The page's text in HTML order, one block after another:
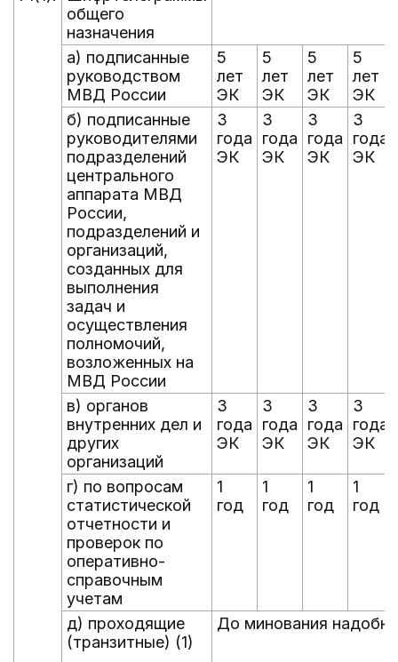
общего
назначения
а) подписанные
руководством
МВД России
5
лет
ЭК
5
лет
ЭК
5
лет
ЭК
5
лет
ЭК
б) подписанные
руководителями
подразделений
центрального
аппарата МВД
России,
подразделений и
организаций,
созданных для
выполнения
задач и
осуществления
полномочий,
возложенных на
МВД России
3
года
ЭК
3
года
ЭК
3
года
ЭК
3
года
ЭК
в) органов
внутренних дел и
других
организаций
3
года
ЭК
3
года
ЭК
3
года
ЭК
3
года
ЭК
г) по вопросам
статистической
отчетности и
проверок по
оперативно-
справочным
учетам
1
год
1
год
1
год
1
год
д) проходящие
(транзитные) (1)
До минования